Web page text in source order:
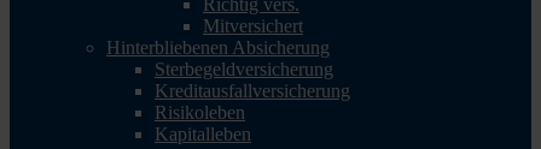
Richtig vers.
Mitversichert
Hinterbliebenen Absicherung
Sterbegeldversicherung
Kreditausfallversicherung
Risikoleben
Kapitalleben